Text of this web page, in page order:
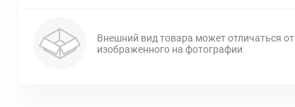
Внешний вид товара может отличаться от
изображенного на фотографии